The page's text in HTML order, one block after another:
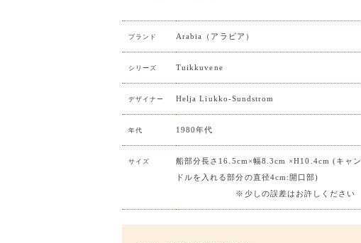
ブランド Arabia（アラビア）
シリーズ Tuikkuvene
デザイナー Helja Liukko-Sundstrom
年代 1980年代
サイズ 船部分長さ16.5cm×幅8.3cm ×H10.4cm (キャン
ドルを入れる部分の直径4cm:開口部)
※少しの誤差はお許しください